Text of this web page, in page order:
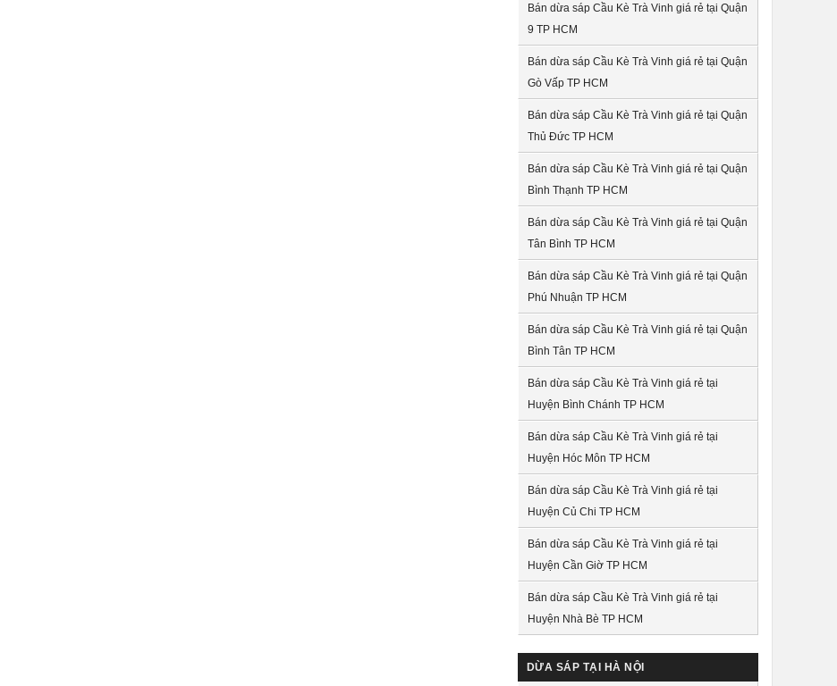
Bán dừa sáp Cầu Kè Trà Vinh giá rẻ tại Quận
9 TP HCM
Bán dừa sáp Cầu Kè Trà Vinh giá rẻ tại Quận
Gò Vấp TP HCM
Bán dừa sáp Cầu Kè Trà Vinh giá rẻ tại Quận
Thủ Đức TP HCM
Bán dừa sáp Cầu Kè Trà Vinh giá rẻ tại Quận
Bình Thạnh TP HCM
Bán dừa sáp Cầu Kè Trà Vinh giá rẻ tại Quận
Tân Bình TP HCM
Bán dừa sáp Cầu Kè Trà Vinh giá rẻ tại Quận
Phú Nhuận TP HCM
Bán dừa sáp Cầu Kè Trà Vinh giá rẻ tại Quận
Bình Tân TP HCM
Bán dừa sáp Cầu Kè Trà Vinh giá rẻ tại
Huyện Bình Chánh TP HCM
Bán dừa sáp Cầu Kè Trà Vinh giá rẻ tại
Huyện Hóc Môn TP HCM
Bán dừa sáp Cầu Kè Trà Vinh giá rẻ tại
Huyện Củ Chi TP HCM
Bán dừa sáp Cầu Kè Trà Vinh giá rẻ tại
Huyện Cần Giờ TP HCM
Bán dừa sáp Cầu Kè Trà Vinh giá rẻ tại
Huyện Nhà Bè TP HCM
DỪA SÁP TẠI HÀ NỘI